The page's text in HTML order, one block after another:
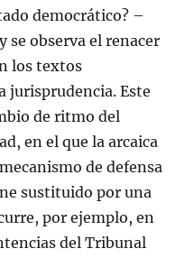
democrático? –
se observa el renacer
los textos
jurisprudencia. Este
de ritmo del
en el que la arcaica
de defensa
sustituido por una
por ejemplo, en
del Tribunal